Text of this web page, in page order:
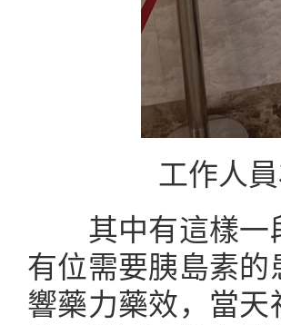
工作人
其中有這樣一
有位需要胰島素
響藥力藥效，當